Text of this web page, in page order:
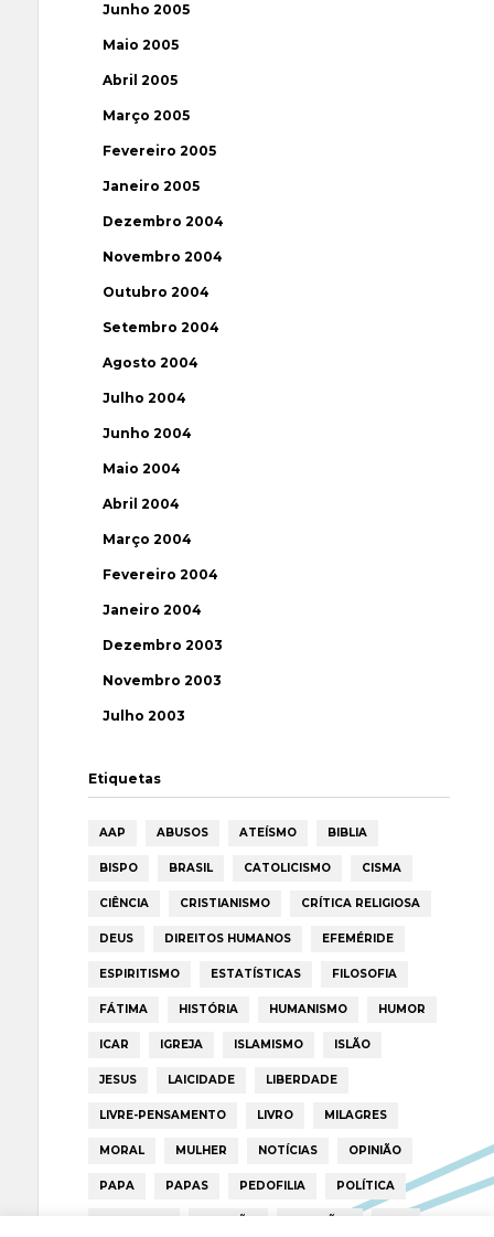
Junho 2005
Maio 2005
Abril 2005
Março 2005
Fevereiro 2005
Janeiro 2005
Dezembro 2004
Novembro 2004
Outubro 2004
Setembro 2004
Agosto 2004
Julho 2004
Junho 2004
Maio 2004
Abril 2004
Março 2004
Fevereiro 2004
Janeiro 2004
Dezembro 2003
Novembro 2003
Julho 2003
Etiquetas
AAP ABUSOS ATEÍSMO BIBLIA
BISPO BRASIL CATOLICISMO CISMA
CIÊNCIA CRISTIANISMO CRÍTICA RELIGIOSA
DEUS DIREITOS HUMANOS EFEMÉRIDE
ESPIRITISMO ESTATÍSTICAS FILOSOFIA
FÁTIMA HISTÓRIA HUMANISMO HUMOR
ICAR IGREJA ISLAMISMO ISLÃO
JESUS LAICIDADE LIBERDADE
LIVRE-PENSAMENTO LIVRO MILAGRES
MORAL MULHER NOTÍCIAS OPINIÃO
PAPA PAPAS PEDOFILIA POLÍTICA
PORTUGAL RELIGIÃO RELIGIÕES RTP